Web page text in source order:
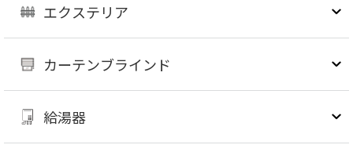
エクステリア
カーテンブラインド
給湯器